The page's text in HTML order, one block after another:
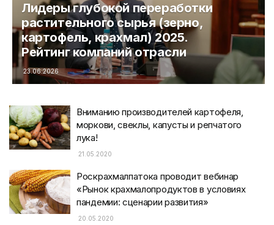
Лидеры глубокой переработки
растительного сырья (зерно,
картофель, крахмал) 2025.
Рейтинг компаний отрасли
23.06.2026
Вниманию производителей картофеля,
моркови, свеклы, капусты и репчатого
лука!
21.05.2020
Роскрахмалпатока проводит вебинар
«Рынок крахмалопродуктов в условиях
пандемии: сценарии развития»
20.05.2020